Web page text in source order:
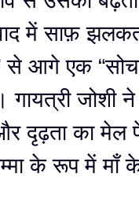
में साफ़
से आगे एक
गायत्री जोशी
और दृढ़ता का
के रूप में माँ